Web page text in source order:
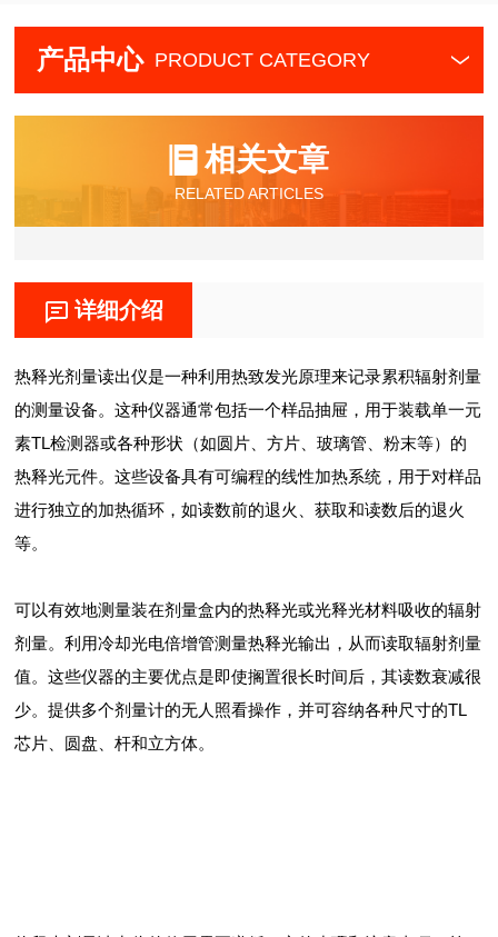
产品中心 PRODUCT CATEGORY
相关文章
RELATED ARTICLES
详细介绍
热释光剂量读出仪是一种利用热致发光原理来记录累积辐射剂量
的测量设备。这种仪器通常包括一个样品抽屉，用于装载单一元
素TL检测器或各种形状（如圆片、方片、玻璃管、粉末等）的
热释光元件。这些设备具有可编程的线性加热系统，用于对样品
进行独立的加热循环，如读数前的退火、获取和读数后的退火
等。
可以有效地测量装在剂量盒内的热释光或光释光材料吸收的辐射
剂量。利用冷却光电倍增管测量热释光输出，从而读取辐射剂量
值。这些仪器的主要优点是即使搁置很长时间后，其读数衰减很
少。提供多个剂量计的无人照看操作，并可容纳各种尺寸的TL
芯片、圆盘、杆和立方体。